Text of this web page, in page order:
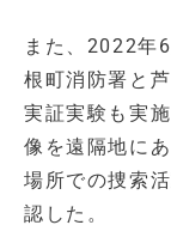
また、2022年
根町消防署と
実証実験も実
像を遠隔地に
場所での捜索
認した。